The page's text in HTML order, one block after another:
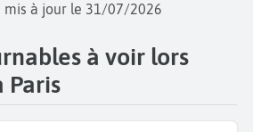
mis à jour le 31/07/2026
à voir lors
Paris